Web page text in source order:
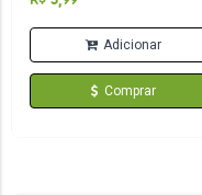
Adicionar
Comprar